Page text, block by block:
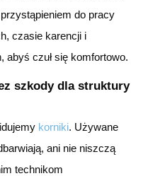
do pracy
czasie karencji i
abyś czuł się komfortowo.
szkody dla struktury
korniki. Używane
ani nie niszczą
technikom